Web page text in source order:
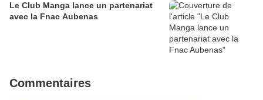
Le Club Manga lance un partenariat
avec la Fnac Aubenas
Commentaires